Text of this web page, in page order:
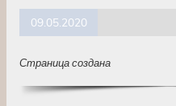
09.05.2020
Страница создана